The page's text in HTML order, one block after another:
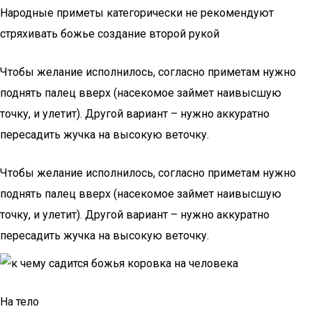
Народные приметы категорически не рекомендуют
стряхивать божье создание второй рукой
Чтобы желание исполнилось, согласно приметам нужно
поднять палец вверх (насекомое займет наивысшую
точку, и улетит). Другой вариант – нужно аккуратно
пересадить жучка на высокую веточку.
Чтобы желание исполнилось, согласно приметам нужно
поднять палец вверх (насекомое займет наивысшую
точку, и улетит). Другой вариант – нужно аккуратно
пересадить жучка на высокую веточку.
На тело